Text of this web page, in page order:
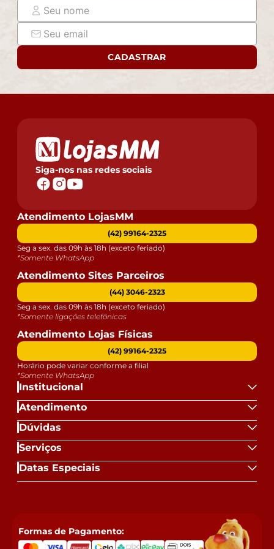
- Montagem, desmontagem e outras instalações serão
de responsabilidade do cliente. Não nos
responsabilizamos, no ato da entrega, por subir
escadas/elevadores ou pelo transporte por guincho em
apartamentos. Eventuais despesas são de
CADASTRAR
Siga-nos nas redes sociais
Institucional
Atendimento
Dúvidas
Serviços
Datas Especiais
Atendimento LojasMM
(42) 99164-2325
Seg a sex. das 09h às 18h (exceto feriado)
*Somente WhatsApp
Atendimento Sites Parceiros
(44) 3046-2323
Seg a sex. das 09h às 18h (exceto feriado)
*Somente ligações telefônicas
Atendimento Lojas Físicas
(42) 99164-2325
Horário pode variar conforme a filial
*Somente WhatsApp
Formas de Pagamento: